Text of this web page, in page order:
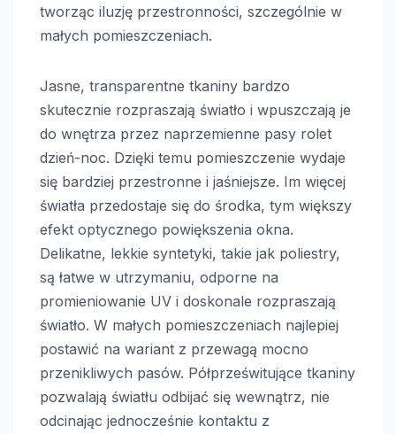
tworząc iluzję przestronności, szczególnie w
małych pomieszczeniach.
Jasne, transparentne tkaniny bardzo
skutecznie rozpraszają światło i wpuszczają je
do wnętrza przez naprzemienne pasy rolet
dzień-noc. Dzięki temu pomieszczenie wydaje
się bardziej przestronne i jaśniejsze. Im więcej
światła przedostaje się do środka, tym większy
efekt optycznego powiększenia okna.
Delikatne, lekkie syntetyki, takie jak poliestry,
są łatwe w utrzymaniu, odporne na
promieniowanie UV i doskonale rozpraszają
światło. W małych pomieszczeniach najlepiej
postawić na wariant z przewagą mocno
przenikliwych pasów. Półprześwitujące tkaniny
pozwalają światłu odbijać się wewnątrz, nie
odcinając jednocześnie kontaktu z